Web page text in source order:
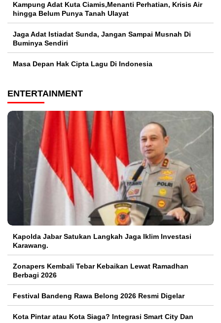
Kampung Adat Kuta Ciamis,Menanti Perhatian, Krisis Air
hingga Belum Punya Tanah Ulayat
Jaga Adat Istiadat Sunda, Jangan Sampai Musnah Di
Buminya Sendiri
Masa Depan Hak Cipta Lagu Di Indonesia
ENTERTAINMENT
Kapolda Jabar Satukan Langkah Jaga Iklim Investasi
Karawang.
Zonapers Kembali Tebar Kebaikan Lewat Ramadhan
Berbagi 2026
Festival Bandeng Rawa Belong 2026 Resmi Digelar
Kota Pintar atau Kota Siaga? Integrasi Smart City Dan